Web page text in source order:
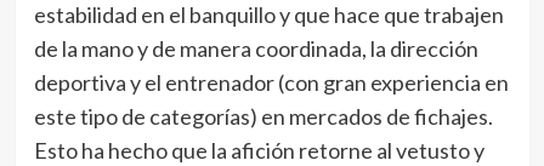
estabilidad en el banquillo y que hace que trabajen
de la mano y de manera coordinada, la dirección
deportiva y el entrenador (con gran experiencia en
este tipo de categorías) en mercados de fichajes.
Esto ha hecho que la afición retorne al vetusto y